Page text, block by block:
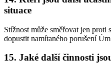
situace
Stížnost může směřovat jen proti
dopustit namítaného porušení
15. Jaké další činnosti